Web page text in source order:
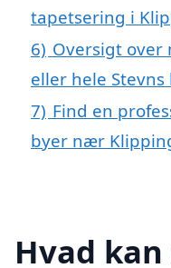
tapetsering i
6) Oversigt over
eller hele
7) Find en
byer nær
Hvad